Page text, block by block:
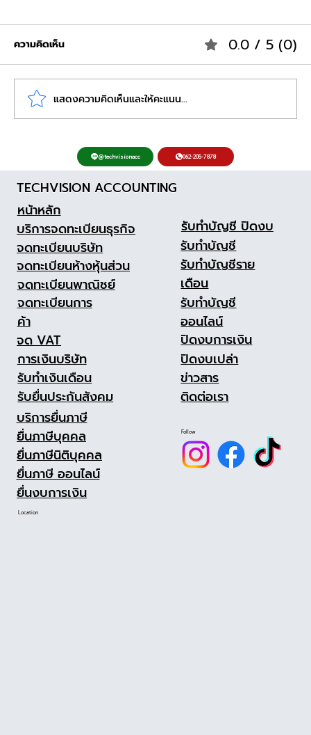
เริ่มต้นธุรกิจใหม่! จดทะเบียนธุรกิจ ออนไลน์
2569 ขั้นตอน ล่าสุดผ่านระบบ e-
Registration แบบมือโปร
ความคิดเห็น 0.0 / 5 (0)
แสดงความคิดเห็นและให้คะแนน...
@techvisionacc 062-205-7878
TECHVISION ACCOUNTING
หน้าหลัก
บริการจดทะเบียนธุรกิจ
จดทะเบียนบริษัท
จดทะเบียนห้างหุ้นส่วน
จดทะเบียนพาณิชย์
จดทะเบียนการ
ค้า
จด VAT
การเงินบริษัท
รับทำเงินเดือน
รับยื่นประกันสังคม
บริการยื่นภาษี
ยื่นภาษีบุคคล
ยื่นภาษีนิติบุคคล
ยื่นภาษี ออนไลน์
ยื่นงบการเงิน
รับทำบัญชี ปิดงบ
รับทำบัญชี
รับทำบัญชีราย
เดือน
รับทำบัญชี
ออนไลน์
ปิดงบการเงิน
ปิดงบเปล่า
ข่าวสาร
ติดต่อเรา
Follow
Location